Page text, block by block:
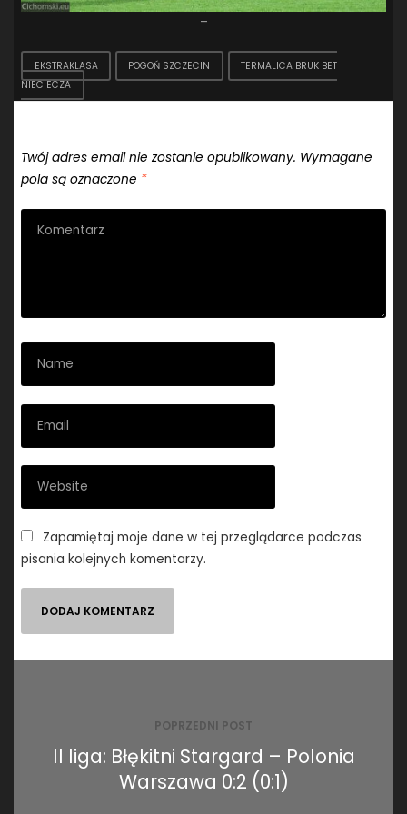
–
EKSTRAKLASA POGOŃ SZCZECIN
TERMALICA BRUK BET
NIECIECZA
Twój adres email nie zostanie opublikowany. Wymagane
pola są oznaczone *
Zapamiętaj moje dane w tej przeglądarce podczas
pisania kolejnych komentarzy.
POPRZEDNI POST
II liga: Błękitni Stargard – Polonia
Warszawa 0:2 (0:1)